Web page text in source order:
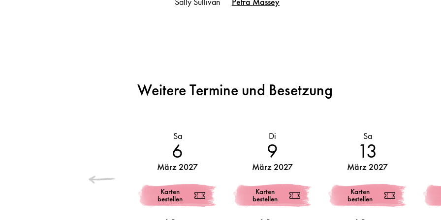
Weitere Termine und Besetzung
Sa
6
März 2027
Karten
bestellen
Di
9
März 2027
Karten
bestellen
Sa
13
März 2027
Karten
bestellen